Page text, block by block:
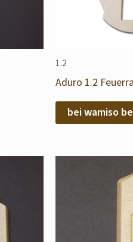
1.2
Aduro 1.2
bei wamiso